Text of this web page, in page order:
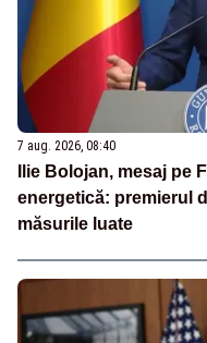
7 aug. 2026, 08:40
Ilie Bolojan, mesaj pe
energetică: premierul
măsurile luate